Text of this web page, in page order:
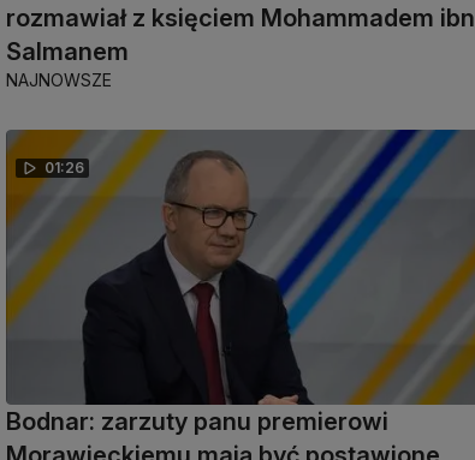
rozmawiał z księciem Mohammadem ibn
Salmanem
NAJNOWSZE
01:26
Bodnar: zarzuty panu premierowi